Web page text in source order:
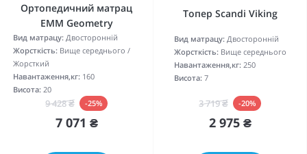
Ортопедичний матрац
EMM Geometry
Вид матрацу: Двосторонній
Жорсткість: Вище середнього /
Жорсткий
Навантаження,кг: 160
Висота: 20
9 428 ₴ -25%
7 071 ₴
Топер Scandi Viking
Вид матрацу: Двосторонній
Жорсткість: Вище середнього
Навантаження,кг: 250
Висота: 7
3 719 ₴ -20%
2 975 ₴